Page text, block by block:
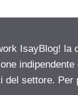
IsayBlog! la
indipendente
del settore. Per